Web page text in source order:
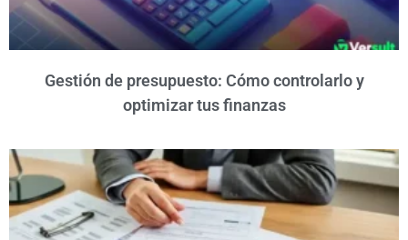
Gestión de presupuesto: Cómo controlarlo y
optimizar tus finanzas